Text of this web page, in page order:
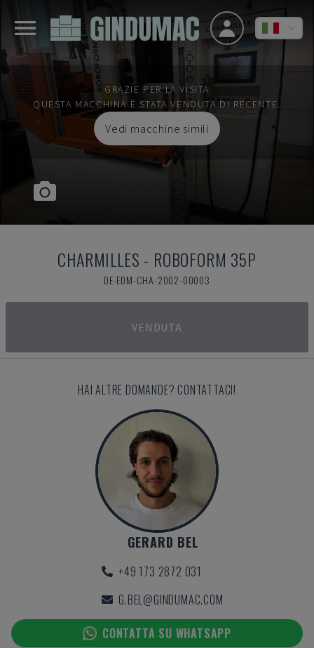
GRAZIE PER LA VISITA
QUESTA MACCHINA È STATA VENDUTA DI RECENTE.
Vedi macchine simili
CHARMILLES - ROBOFORM 35P
DE-EDM-CHA-2002-00003
VENDUTA
HAI ALTRE DOMANDE? CONTATTACI!
GERARD BEL
+49 173 2872 031
G.BEL@GINDUMAC.COM
CONTATTA SU WHATSAPP